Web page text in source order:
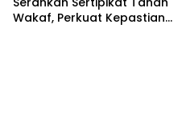
Wakaf, Perkuat Kepastian